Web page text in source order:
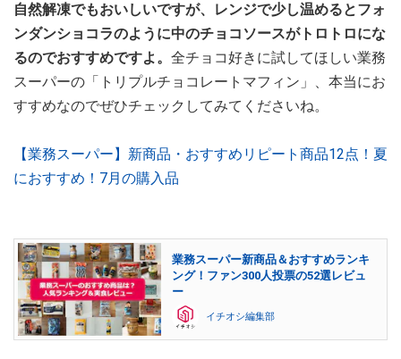
自然解凍でもおいしいですが、レンジで少し温めるとフォ
ンダンショコラのように中のチョコソースがトロトロにな
るのでおすすめですよ。 全チョコ好きに試してほしい業務
スーパーの「トリプルチョコレートマフィン」、本当にお
すすめなのでぜひチェックしてみてくださいね。
【業務スーパー】新商品・おすすめリピート商品12点！夏
におすすめ！7月の購入品
業務スーパー新商品＆おすすめランキ
ング！ファン300人投票の52選レビュ
ー
イチオシ編集部